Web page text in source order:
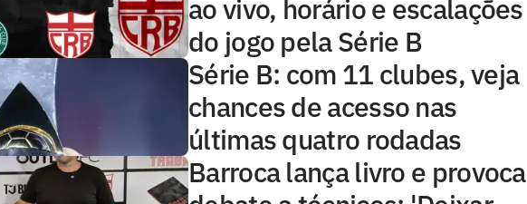
ao vivo, horário e escalações
do jogo pela Série B
Série B: com 11 clubes, veja
chances de acesso nas
últimas quatro rodadas
Barroca lança livro e provoca